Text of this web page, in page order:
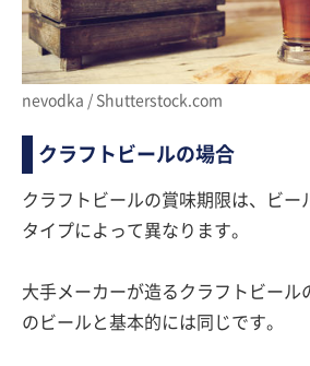
nevodka / Shutterstock.com
クラフトビールの場合
クラフトビールの賞味期限は、ビー
タイプによって異なります。
大手メーカーが造るクラフトビール
のビールと基本的には同じです。